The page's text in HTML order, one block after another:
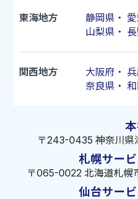
東海地方 静岡県 ・
山梨県 ・
関西地方 大阪府 ・
奈良県 ・
〒243-0435 神奈川県
札幌サー
〒065-0022 北海道札幌
仙台サー